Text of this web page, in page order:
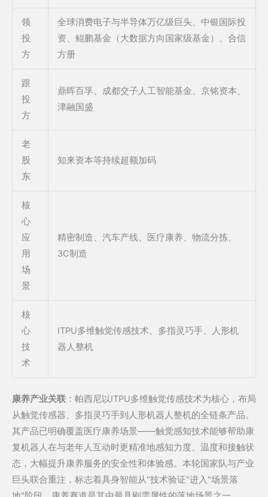
领
投
方
全球消费电子与半导体万亿级巨头、中银国际投
资、鲲鹏基金（大数据方向国家级基金）、合信
方册
跟
投
方
鼎晖百孚、成都交子人工智能基金、京铭资本、
津融国盛
老
股
东
知来资本等持续超额加码
核
心
应
用
场
景
精密制造、汽车产线、医疗康养、物流分拣、
3C制造
核
心
技
术
ITPU多维触觉传感技术、多指灵巧手、人形机
器人整机
康养产业关联 ：帕西尼以ITPU多维触觉传感技术为核心，布局
从触觉传感器、多指灵巧手到人形机器人整机的全链条产品。
其产品已明确覆盖医疗康养场景——触觉感知技术能够帮助康
复机器人在与老年人互动时更精准地感知力度、温度和接触状
态，大幅提升康养服务的安全性和体验感。本轮国家队与产业
巨头联合重注，标志着具身智能从"技术验证"进入"场景落